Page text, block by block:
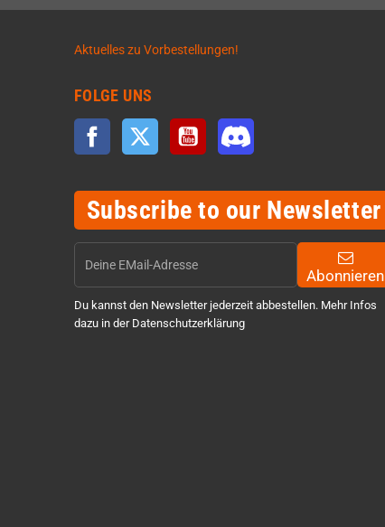
Aktuelles zu Vorbestellungen!
FOLGE UNS
Facebook Twitter YouTube
Subscribe to our Newsletter
Abonnieren
Du kannst den Newsletter jederzeit abbestellen. Mehr Infos
dazu in der Datenschutzerklärung